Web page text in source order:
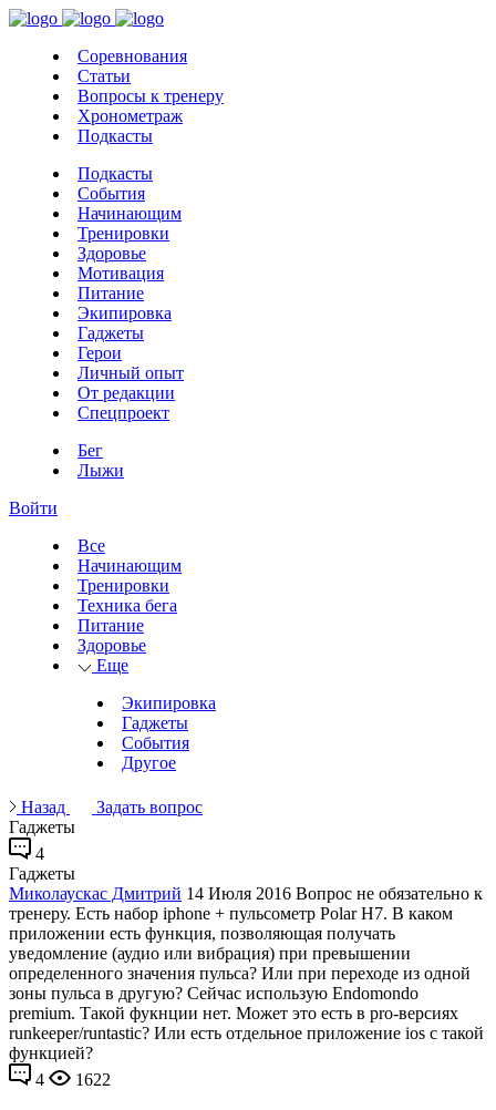
Соревнования
Статьи
Вопросы к тренеру
Хронометраж
Подкасты
Подкасты
События
Начинающим
Тренировки
Здоровье
Мотивация
Питание
Экипировка
Гаджеты
Герои
Личный опыт
От редакции
Спецпроект
Бег
Лыжи
Войти
Все
Начинающим
Тренировки
Техника бега
Питание
Здоровье
Еще
Экипировка
Гаджеты
События
Другое
Назад
Задать вопрос
Гаджеты
4
Гаджеты
Миколаускас Дмитрий 14 Июля 2016 Вопрос не обязательно к
тренеру. Есть набор iphone + пульсометр Polar H7. В каком
приложении есть функция, позволяющая получать
уведомление (аудио или вибрация) при превышении
определенного значения пульса? Или при переходе из одной
зоны пульса в другую? Сейчас использую Endomondo
premium. Такой фукнции нет. Может это есть в pro-версиях
runkeeper/runtastic? Или есть отдельное приложение ios с такой
функцией?
4
1622